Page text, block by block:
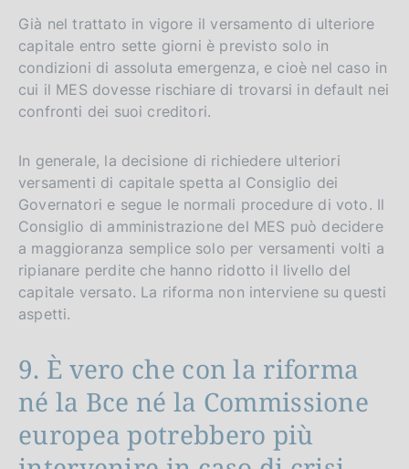
Già nel trattato in vigore il versamento di ulteriore
capitale entro sette giorni è previsto solo in
condizioni di assoluta emergenza, e cioè nel caso in
cui il MES dovesse rischiare di trovarsi in default nei
confronti dei suoi creditori.
In generale, la decisione di richiedere ulteriori
versamenti di capitale spetta al Consiglio dei
Governatori e segue le normali procedure di voto. Il
Consiglio di amministrazione del MES può decidere
a maggioranza semplice solo per versamenti volti a
ripianare perdite che hanno ridotto il livello del
capitale versato. La riforma non interviene su questi
aspetti.
9. È vero che con la riforma
né la Bce né la Commissione
europea potrebbero più